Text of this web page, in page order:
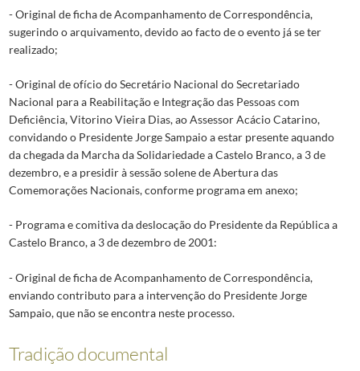
- Original de ficha de Acompanhamento de Correspondência,
sugerindo o arquivamento, devido ao facto de o evento já se ter
realizado;
- Original de ofício do Secretário Nacional do Secretariado
Nacional para a Reabilitação e Integração das Pessoas com
Deficiência, Vitorino Vieira Dias, ao Assessor Acácio Catarino,
convidando o Presidente Jorge Sampaio a estar presente aquando
da chegada da Marcha da Solidariedade a Castelo Branco, a 3 de
dezembro, e a presidir à sessão solene de Abertura das
Comemorações Nacionais, conforme programa em anexo;
- Programa e comitiva da deslocação do Presidente da República a
Castelo Branco, a 3 de dezembro de 2001:
- Original de ficha de Acompanhamento de Correspondência,
enviando contributo para a intervenção do Presidente Jorge
Sampaio, que não se encontra neste processo.
Tradição documental